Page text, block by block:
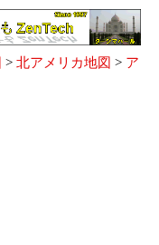
> 北アメリカ地図 > ア